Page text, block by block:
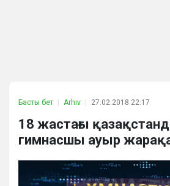
Басты бет Arhıv 27.02.2018 22:17
18 жастағы
гимнасшы ауыр